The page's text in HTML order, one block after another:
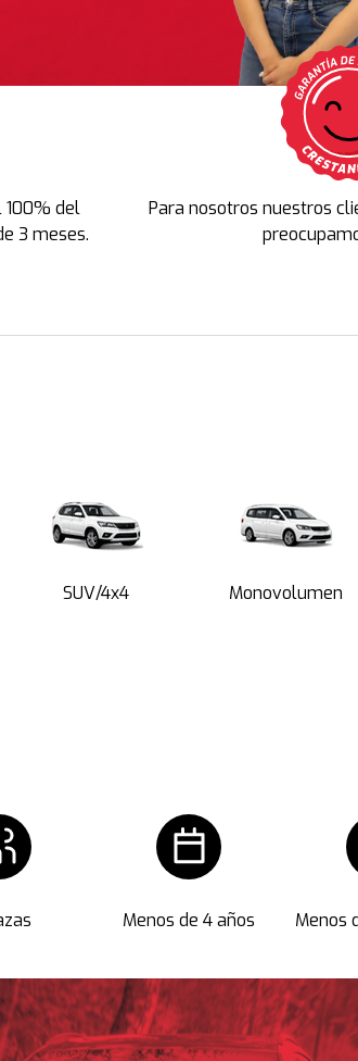
100% del
3 meses.
Para nosotros nuestros
SUV/4x4 Monovolumen
Menos de 4 años Menos